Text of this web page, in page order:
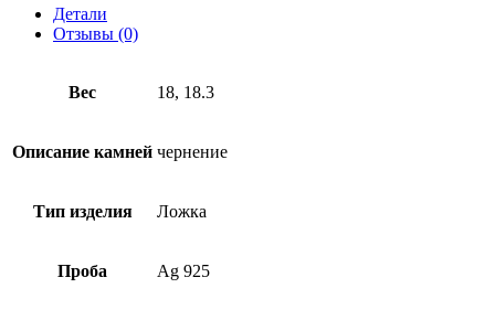
пробы
Детали
Отзывы (0)
Вес 18, 18.3
Описание камней чернение
Тип изделия Ложка
Проба Ag 925